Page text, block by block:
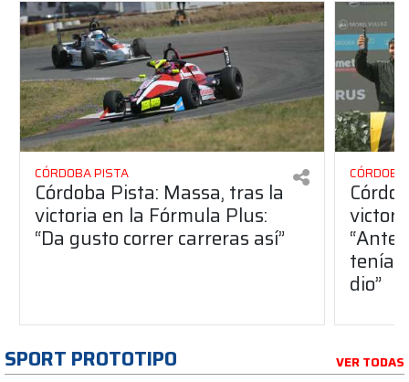
CÓRDOBA PISTA
Córdoba Pista: Massa, tras la
victoria en la Fórmula Plus:
“Da gusto correr carreras así”
dio”
SPORT PROTOTIPO VER TODAS